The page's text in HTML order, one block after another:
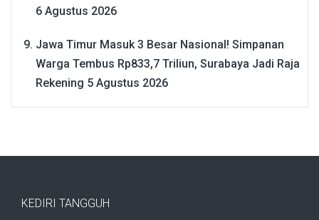
6 Agustus 2026
Jawa Timur Masuk 3 Besar Nasional! Simpanan
Warga Tembus Rp833,7 Triliun, Surabaya Jadi Raja
Rekening 5 Agustus 2026
KEDIRI TANGGUH